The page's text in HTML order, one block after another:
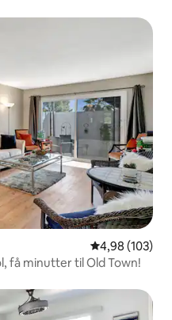
4,98 ud af 5 i
4,98 (103)
få minutter til Old Town!